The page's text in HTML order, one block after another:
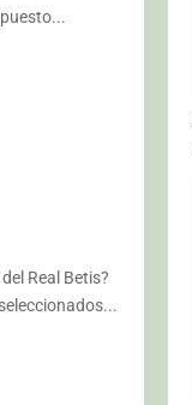
Real Betis?